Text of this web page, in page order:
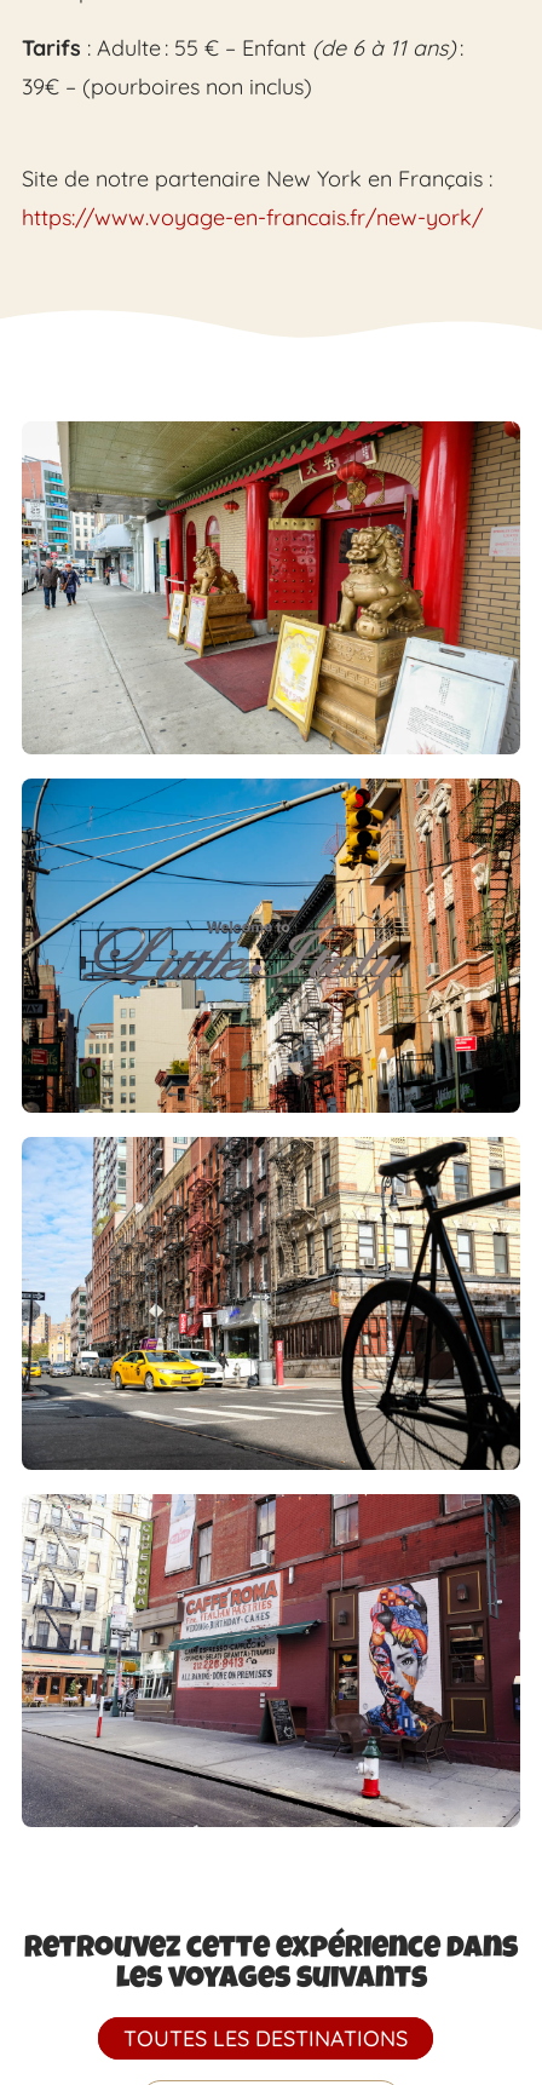
Tarifs : Adulte : 55 € – Enfant (de 6 à 11 ans):
39€ – (pourboires non inclus)
Site de notre partenaire New York en Français :
https://www.voyage-en-francais.fr/new-york/
Retrouvez cette expérience dans
les voyages suivants
TOUTES LES DESTINATIONS